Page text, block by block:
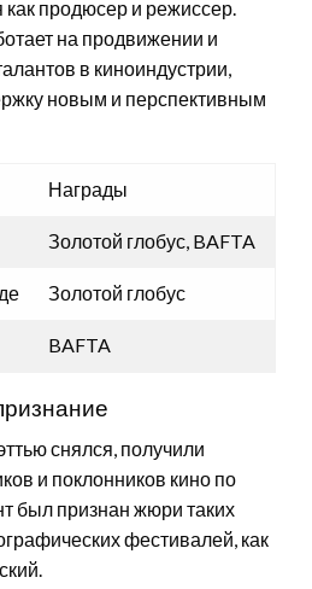
как продюсер и режиссер.
на продвижении и
в киноиндустрии,
новым и перспективным
Награды
Золотой глобус, BAFTA
Золотой глобус
BAFTA
снялся, получили
и поклонников кино по
был признан жюри таких
фестивалей, как